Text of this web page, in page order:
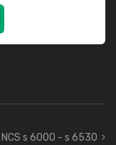
s 6000 - s 6530